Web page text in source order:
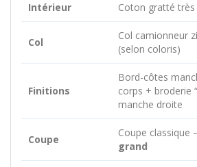
Intérieur Coton gratté
Col
Col camionneur
(selon coloris)
Finitions
Bord-côtes
corps + broderie
manche droite
Coupe
Coupe classique –
grand